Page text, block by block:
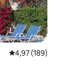
4,97 (189)